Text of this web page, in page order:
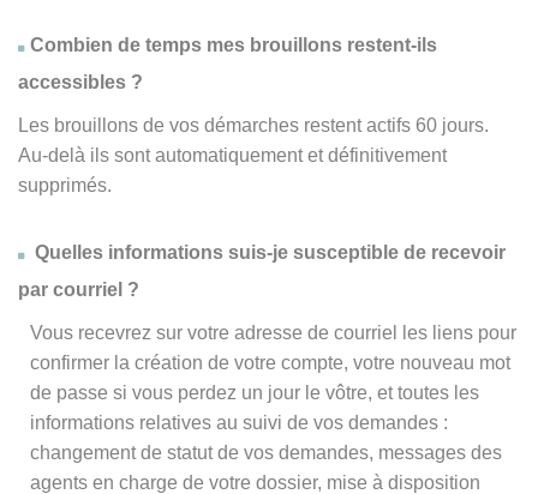
Combien de temps mes brouillons restent-ils
accessibles ?
Les brouillons de vos démarches restent actifs 60 jours.
Au-delà ils sont automatiquement et définitivement
supprimés.
Quelles informations suis-je susceptible de recevoir
par courriel ?
Vous recevrez sur votre adresse de courriel les liens pour
confirmer la création de votre compte, votre nouveau mot
de passe si vous perdez un jour le vôtre, et toutes les
informations relatives au suivi de vos demandes :
changement de statut de vos demandes, messages des
agents en charge de votre dossier, mise à disposition